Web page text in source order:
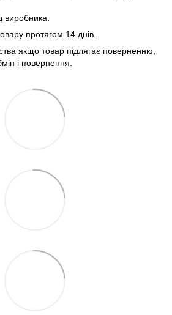
виробника.
протягом 14 днів.
якщо товар підлягає поверненню,
і повернення.